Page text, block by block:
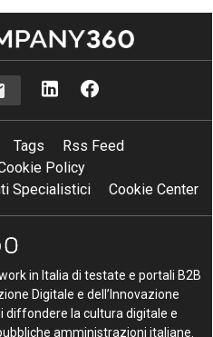
Tags
Rss Feed
Policy
Specialistici
Cookie Center
in Italia di testate e portali B2B
Digitale e dell’Innovazione
diffondere la cultura digitale e
amministrazioni italiane.